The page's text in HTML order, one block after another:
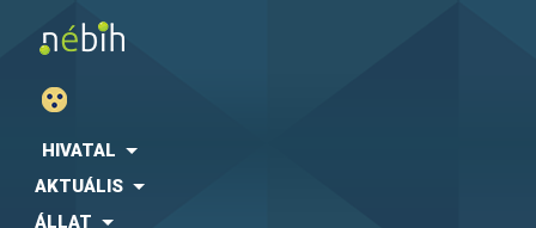
HIVATAL
AKTUÁLIS
ÁLLAT